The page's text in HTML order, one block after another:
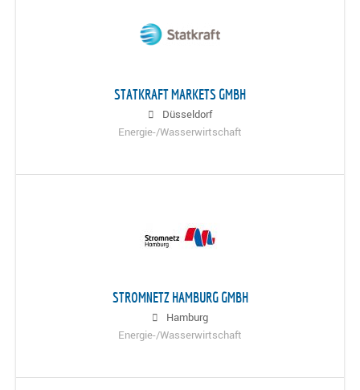
STATKRAFT MARKETS GMBH
Düsseldorf
Energie-/Wasserwirtschaft
STROMNETZ HAMBURG GMBH
Hamburg
Energie-/Wasserwirtschaft